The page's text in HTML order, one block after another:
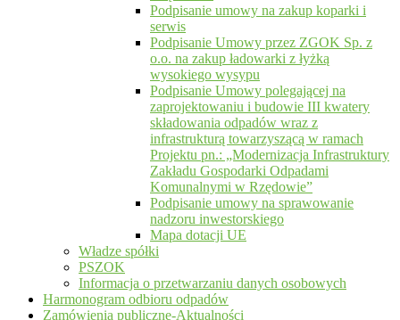
Podpisanie umowy na zakup koparki i
serwis
Podpisanie Umowy przez ZGOK Sp. z
o.o. na zakup ładowarki z łyżką
wysokiego wysypu
Podpisanie Umowy polegającej na
zaprojektowaniu i budowie III kwatery
składowania odpadów wraz z
infrastrukturą towarzyszącą w ramach
Projektu pn.: „Modernizacja Infrastruktury
Zakładu Gospodarki Odpadami
Komunalnymi w Rzędowie”
Podpisanie umowy na sprawowanie
nadzoru inwestorskiego
Mapa dotacji UE
Władze spółki
PSZOK
Informacja o przetwarzaniu danych osobowych
Harmonogram odbioru odpadów
Zamówienia publiczne-Aktualności